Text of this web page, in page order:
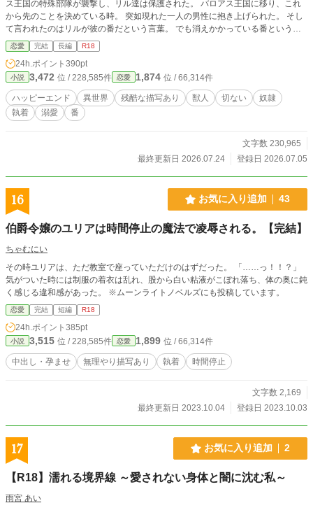
ス王国の特殊部隊が襲撃し、リル達は保護された。 バロアス王国に移り、これ
から先のことを決めている時。 突如現れた一人の男性に抱き上げられた。 そし
て言われたのはリルが彼の番だという言葉。 でも消えかかっている番という
絆。 奴隷でもいつも明るく生きようと元気と笑顔を忘れない壊れかかった小柄
なリルと、 そんな彼女に振り回されルーティンを崩され続けながらも人となり
に惹かれていく、 泰然自若が常のバロアス王国敏腕宰相ギュスターとの騒がし
くも切ない物語。 バロアス王国の第七作目。 R18には☆マークがつきます。 他
サイトにも投稿しています。
恋愛 完結 長編 R18
24h.ポイント 390pt
小説 3,472 位 / 228,585件 恋愛 1,874 位 / 66,314件
ハッピーエンド 異世界 残酷な描写あり 獣人 切ない
奴隷
執着
溺愛 番
文字数 230,965
最終更新日 2026.07.24
登録日 2026.07.05
16 お気に入り追加 43
伯爵令嬢のユリアは時間停止の魔法で凌辱される。【完結】
ちゃむにい
その時ユリアは、ただ教室で座っていただけのはずだった。 「……っ！！？」
気がついた時には制服の着衣は乱れ、股から白い粘液がこぼれ落ち、体の奥に鈍
く感じる違和感があった。 ※ムーンライトノベルズにも投稿しています。
恋愛 完結 短編 R18
24h.ポイント 385pt
小説 3,515 位 / 228,585件 恋愛 1,899 位 / 66,314件
中出し・孕ませ 無理やり描写あり 執着 時間停止
文字数 2,169
最終更新日 2023.10.04
登録日 2023.10.03
17 お気に入り追加 2
【R18】濡れる境界線 ～愛されない身体と闇に沈む私～
雨宮 あい